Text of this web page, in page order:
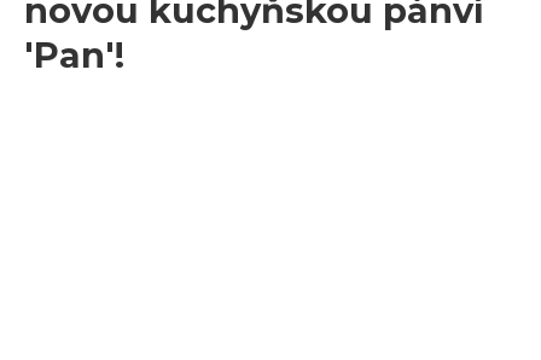
novou kuchyňskou pánví
'Pan'!